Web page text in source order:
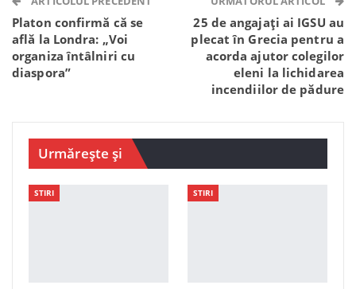
Platon confirmă că se
află la Londra: „Voi
organiza întâlniri cu
diaspora”
25 de angajați ai IGSU au
plecat în Grecia pentru a
acorda ajutor colegilor
eleni la lichidarea
incendiilor de pădure
Urmărește și
STIRI STIRI